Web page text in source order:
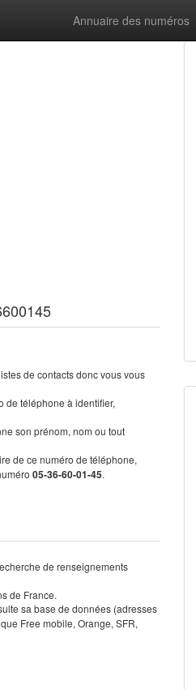
Annuaire des numéros
de contacts donc vous vous
de téléphone à identifier,
son prénom, nom ou tout
de ce numéro de téléphone,
05-36-60-01-45.
de renseignements
de France.
sa base de données (adresses
Free mobile, Orange, SFR,